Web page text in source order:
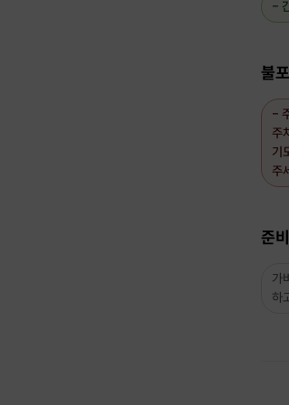
-
불
-
주
기
주
준
가
하